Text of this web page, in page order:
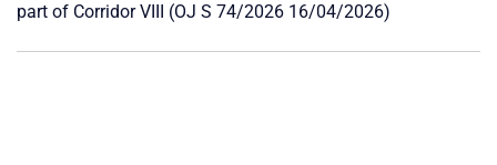
part of Corridor VIII (OJ S 74/2026 16/04/2026)